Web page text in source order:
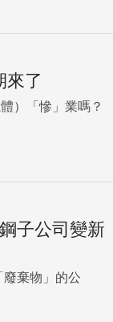
來了
）「慘」業嗎？
子公司變新
廢棄物」的公